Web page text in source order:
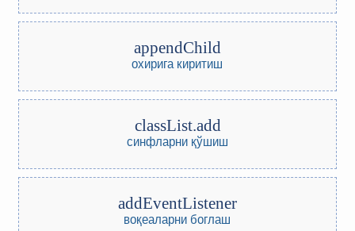
appendChild
охирига киритиш
classList.add
синфларни қўшиш
addEventListener
воқеаларни боглаш